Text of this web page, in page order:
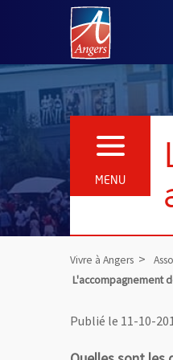
Angers.fr :
MENU
OUVRIR LE MENU
Vivre à Angers
L'accompagnement
Publié le 11-10-